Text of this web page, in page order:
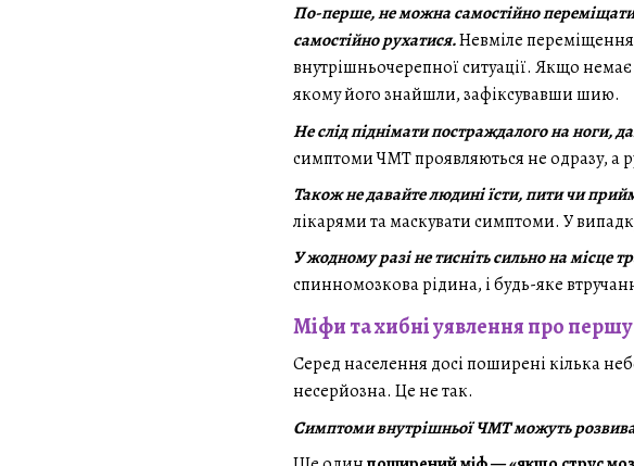
По-перше, не можна самостійно
самостійно рухатися.Невміле
внутрішньочерепної ситуації. Якщо
якому його знайшли, зафіксувавши шию.
Не слід піднімати постраждалого на ноги,
симптоми ЧМТ проявляються не одразу, а
Також не давайте людині їсти, пити чи
лікарями та маскувати симптоми. У
У жодному разі не тисніть сильно на місце
спинномозкова рідина, і будь-яке
Міфи та хибні уявлення про
Серед населення досі поширені кілька
несерйозна. Це не так.
Симптоми внутрішньої ЧМТ можуть